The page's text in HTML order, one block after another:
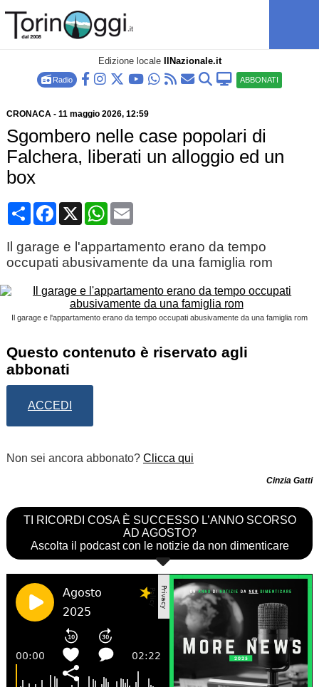
Edizione locale IlNazionale.it
Radio ABBONATI
CRONACA- 11 maggio 2026, 12:59
Sgombero nelle case popolari di
Falchera, liberati un alloggio ed un
box
CondividiFacebook
X WhatsApp
Email
Il garage e l'appartamento erano da tempo
occupati abusivamente da una famiglia rom
Il garage e l'appartamento erano da tempo occupati abusivamente da una famiglia rom
Questo contenuto è riservato agli
abbonati
ACCEDI
Non sei ancora abbonato? Clicca qui
Cinzia Gatti
TI RICORDI COSA È SUCCESSO L’ANNO SCORSO
AD AGOSTO?
Ascolta il podcast con le notizie da non dimenticare